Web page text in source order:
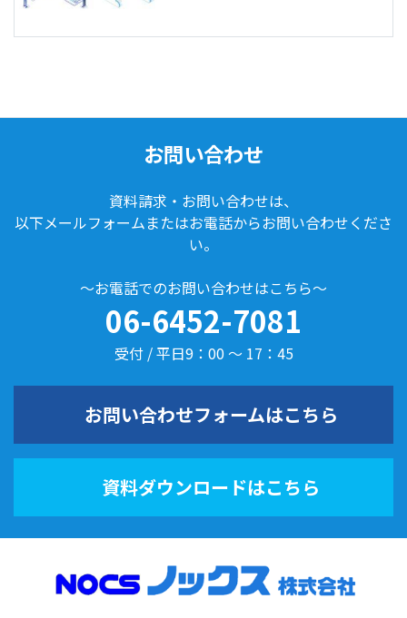
お問い合わせ
資料請求・お問い合わせは、
以下メールフォームまたはお電話からお問い合わせくださ
い。
～お電話でのお問い合わせはこちら～
06-6452-7081
受付 / 平日9：00 ～ 17：45
お問い合わせフォームはこちら
資料ダウンロードはこちら